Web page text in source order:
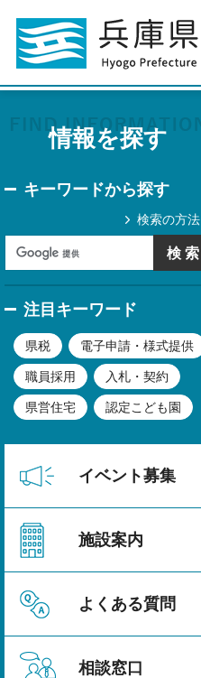
情報を探す
キーワードから探す
検索の方法
注目キーワード
県税 電子申請・様式提供
職員採用 入札・契約
県営住宅 認定こども園
イベント募集
施設案内
よくある質問
相談窓口